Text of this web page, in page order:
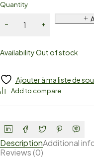
Quantity
AvailabilityOut of stock
Ajouter à ma liste de
Add to compare
DescriptionAdditional
Reviews (0)